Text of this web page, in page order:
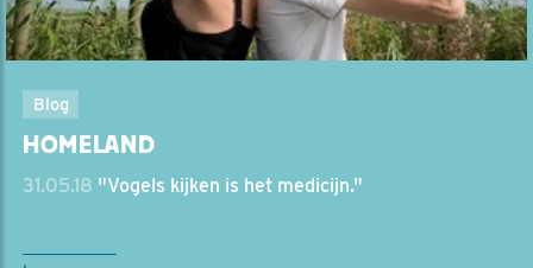
Blog
HOMELAND
31.05.18 "Vogels kijken is het medicijn."